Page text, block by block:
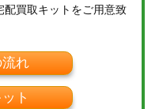
配買取キットをご用意致
れ
ト